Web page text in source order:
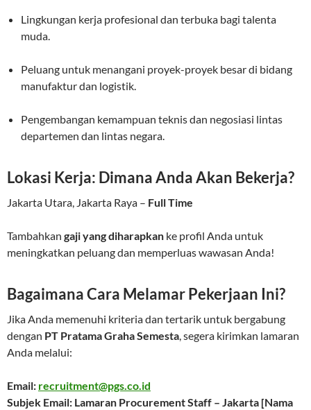
Lingkungan kerja profesional dan terbuka bagi talenta
muda.
Peluang untuk menangani proyek-proyek besar di bidang
manufaktur dan logistik.
Pengembangan kemampuan teknis dan negosiasi lintas
departemen dan lintas negara.
Lokasi Kerja: Dimana Anda Akan Bekerja?
Jakarta Utara, Jakarta Raya – Full Time
Tambahkan gaji yang diharapkan ke profil Anda untuk
meningkatkan peluang dan memperluas wawasan Anda!
Bagaimana Cara Melamar Pekerjaan Ini?
Jika Anda memenuhi kriteria dan tertarik untuk bergabung
dengan PT Pratama Graha Semesta, segera kirimkan lamaran
Anda melalui:
Email: recruitment@pgs.co.id
Subjek Email: Lamaran Procurement Staff – Jakarta [Nama